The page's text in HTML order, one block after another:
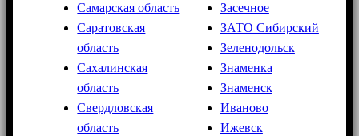
Самарская область
Саратовская
область
Сахалинская
область
Свердловская
область
Засечное
ЗАТО Сибирский
Зеленодольск
Знаменка
Знаменск
Иваново
Ижевск